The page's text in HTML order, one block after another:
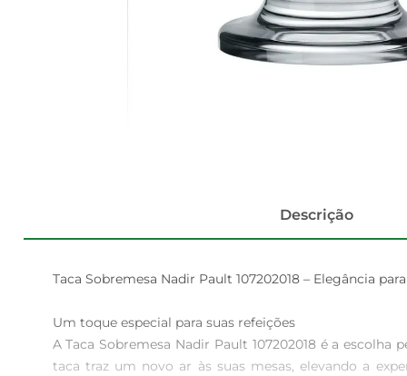
Descrição
Taca Sobremesa Nadir Pault 107202018 – Elegância
Um toque especial para suas refeições
A Taca Sobremesa Nadir Pault 107202018 é a
taca traz um novo ar às suas mesas, elevando a